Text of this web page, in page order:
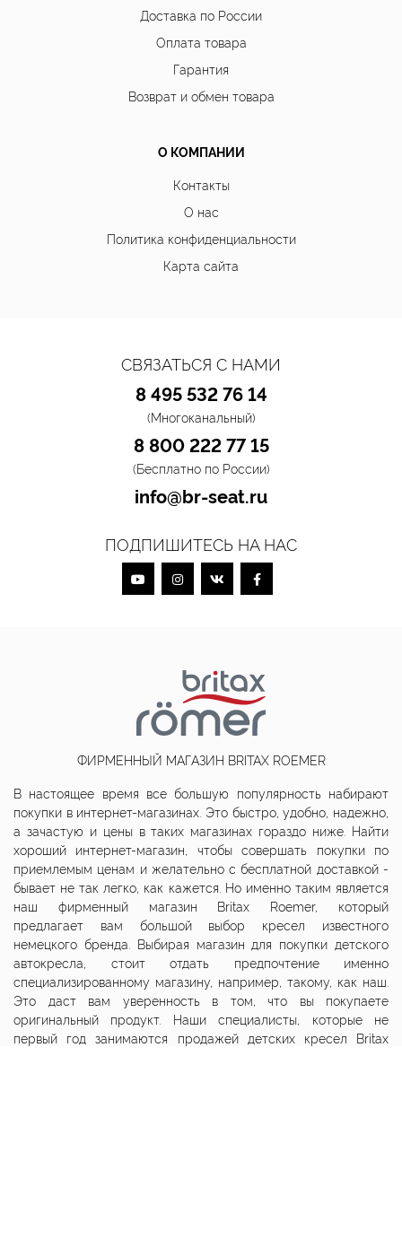
Доставка по России
Оплата товара
Гарантия
Возврат и обмен товара
О КОМПАНИИ
Контакты
О нас
Политика конфиденциальности
Карта сайта
СВЯЗАТЬСЯ С НАМИ
8 495 532 76 14
(Многоканальный)
8 800 222 77 15
(Бесплатно по России)
info@br-seat.ru
ПОДПИШИТЕСЬ НА НАС
ФИРМЕННЫЙ МАГАЗИН BRITAX ROEMER
В настоящее время все большую популярность набирают
покупки в интернет-магазинах. Это быстро, удобно, надежно,
а зачастую и цены в таких магазинах гораздо ниже. Найти
хороший интернет-магазин, чтобы совершать покупки по
приемлемым ценам и желательно с бесплатной доставкой -
бывает не так легко, как кажется. Но именно таким является
наш фирменный магазин Britax Roemer, который
предлагает вам большой выбор кресел известного
немецкого бренда. Выбирая магазин для покупки детского
автокресла, стоит отдать предпочтение именно
специализированному магазину, например, такому, как наш.
Это даст вам уверенность в том, что вы покупаете
оригинальный продукт. Наши специалисты, которые не
первый год занимаются продажей детских кресел Britax